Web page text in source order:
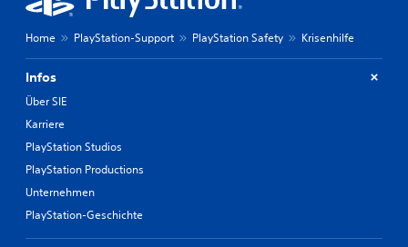
Home PlayStation-Support PlayStation Safety Krisenhilfe
Infos
Über SIE
Karriere
PlayStation Studios
PlayStation Productions
Unternehmen
PlayStation-Geschichte